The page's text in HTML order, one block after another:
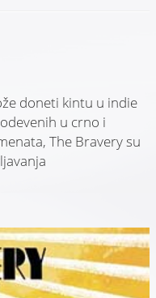
doneti kintu u indie
u crno i
The Bravery su